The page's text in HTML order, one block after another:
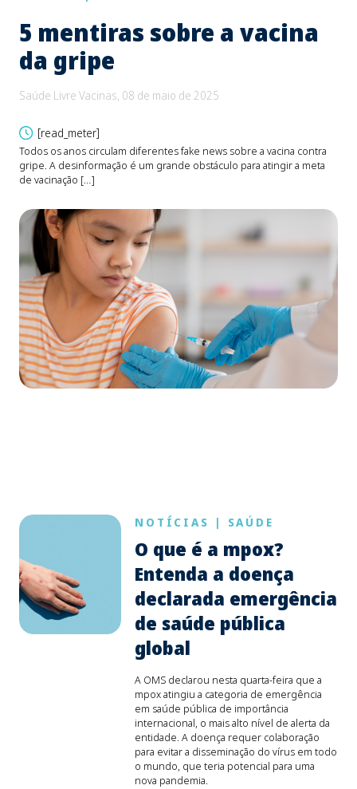
5 mentiras sobre a vacina
da gripe
Saúde Livre Vacinas, 08 de maio de 2025
[read_meter]
Todos os anos circulam diferentes fake news sobre a vacina contra
gripe. A desinformação é um grande obstáculo para atingir a meta
de vacinação […]
NOTÍCIAS | SAÚDE
O que é a mpox?
Entenda a doença
declarada emergência
de saúde pública
global
A OMS declarou nesta quarta-feira que a
mpox atingiu a categoria de emergência
em saúde pública de importância
internacional, o mais alto nível de alerta da
entidade. A doença requer colaboração
para evitar a disseminação do vírus em todo
o mundo, que teria potencial para uma
nova pandemia.